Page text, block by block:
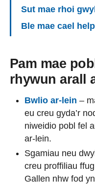
Sut mae rhoi
Ble mae cael help
Pam mae
rhywun arall
Bwlio ar-lein –
eu creu gyda’r
niweidio pobl fel
ar-lein.
Sgamiau neu
creu proffiliau
Gallen nhw fod